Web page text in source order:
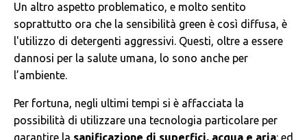
Un altro aspetto problematico, e molto sentito
soprattutto ora che la sensibilità green è così diffusa, è
l'utilizzo di detergenti aggressivi. Questi, oltre a essere
dannosi per la salute umana, lo sono anche per
l’ambiente.
Per fortuna, negli ultimi tempi si è affacciata la
possibilità di utilizzare una tecnologia particolare per
garantire la sanificazione di superfici, acqua e aria: ed